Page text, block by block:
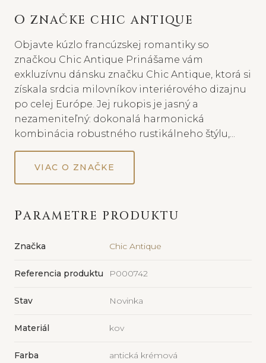
O ZNAČKE CHIC ANTIQUE
Objavte kúzlo francúzskej romantiky so
značkou Chic Antique Prinášame vám
exkluzívnu dánsku značku Chic Antique, ktorá si
získala srdcia milovníkov interiérového dizajnu
po celej Európe. Jej rukopis je jasný a
nezameniteľný: dokonalá harmonická
kombinácia robustného rustikálneho štýlu,...
VIAC O ZNAČKE
PARAMETRE PRODUKTU
Značka Chic Antique
Referencia produktu P000742
Stav Novinka
Materiál kov
Farba antická krémová